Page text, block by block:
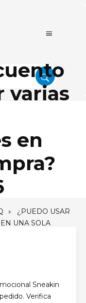
varias
en
¿PUEDO USAR
UNA SOLA
Sneakin
Verifica